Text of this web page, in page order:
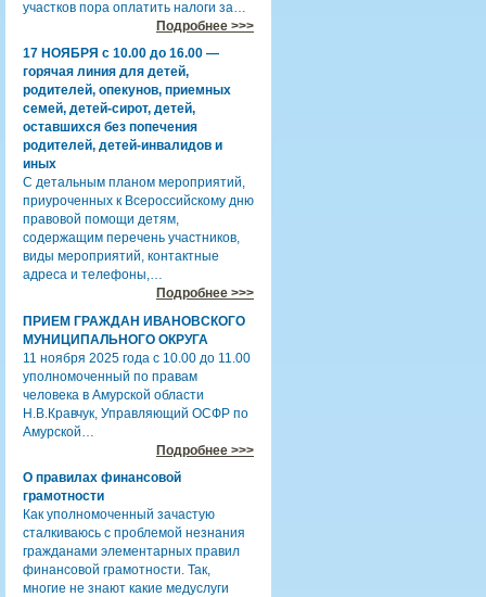
участков пора оплатить налоги за…
Подробнее >>>
17 НОЯБРЯ с 10.00 до 16.00 —
горячая линия для детей,
родителей, опекунов, приемных
семей, детей-сирот, детей,
оставшихся без попечения
родителей, детей-инвалидов и
иных
С детальным планом мероприятий,
приуроченных к Всероссийскому дню
правовой помощи детям,
содержащим перечень участников,
виды мероприятий, контактные
адреса и телефоны,…
Подробнее >>>
ПРИЕМ ГРАЖДАН ИВАНОВСКОГО
МУНИЦИПАЛЬНОГО ОКРУГА
11 ноября 2025 года с 10.00 до 11.00
уполномоченный по правам
человека в Амурской области
Н.В.Кравчук, Управляющий ОСФР по
Амурской…
Подробнее >>>
О правилах финансовой
грамотности
Как уполномоченный зачастую
сталкиваюсь с проблемой незнания
гражданами элементарных правил
финансовой грамотности. Так,
многие не знают какие медуслуги